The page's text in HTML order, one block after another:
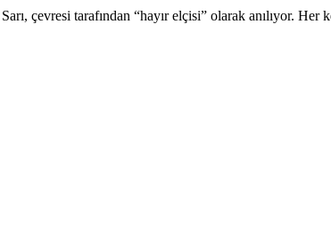
çevresi tarafından “hayır elçisi” olarak anılıyor.